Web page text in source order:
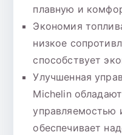
плавную и
Экономия
низкое
способствует
Улучшенная
Michelin
управляемостью
обеспечивает